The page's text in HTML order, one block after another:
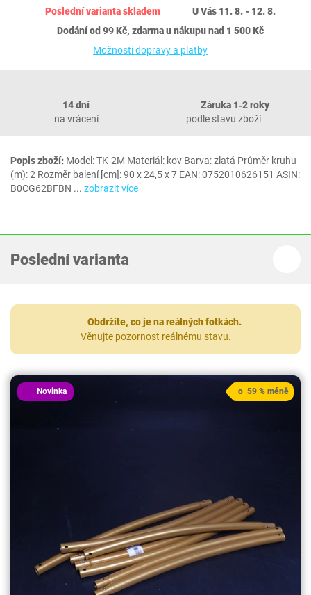
Poslední varianta skladem
U Vás 11. 8. - 12. 8.
Dodání od 99 Kč, zdarma u nákupu nad 1 500 Kč
Možnosti dopravy a platby
14 dní
na vrácení
Záruka 1‐2 roky
podle stavu zboží
Popis zboží: Model: ‎TK-2M Materiál: kov Barva: zlatá Průměr kruhu
(m): 2 Rozměr balení [cm]: 90 x 24,5 x 7 EAN: 0752010626151 ASIN:
B0CG62BFBN ... zobrazit více
Poslední varianta
Obdržíte, co je na reálných fotkách.
Věnujte pozornost reálnému stavu.
Novinka o 59 % méně